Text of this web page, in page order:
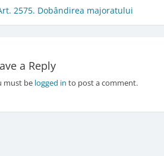
2575. Dobândirea majoratului
a Reply
must be logged in to post a comment.